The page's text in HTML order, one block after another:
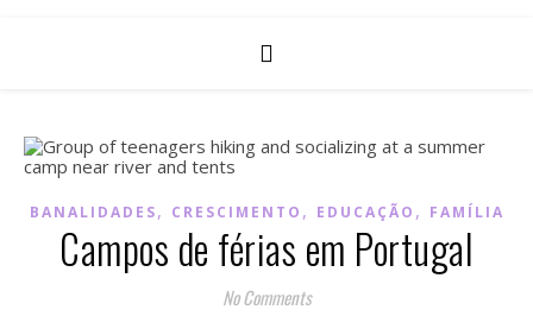
BANALIDADES, CRESCIMENTO , EDUCAÇÃO , FAMÍLIA
Campos de férias em Portugal
No Comments